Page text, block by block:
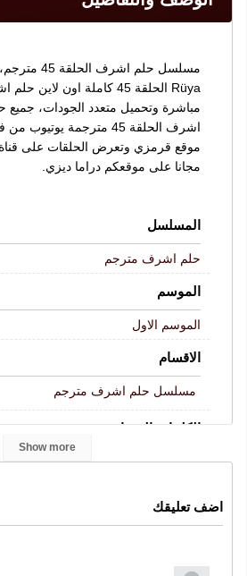
مباشرة وتحميل متعدد الجودات،
اشرف الحلقة 45 مترجمة
مجانا على موقعكم دراما ديزي.
المسلسل
حلم اشرف مترجم
الموسم
الموسم الاول
الاقسام
مسلسل حلم اشرف مترجم
الكلمات المفتاحية
Esref Rüya
, حلم اشرف الحلقة 45 ,
حلم اشرف 45
النوع
Show more
اضف تعليقك